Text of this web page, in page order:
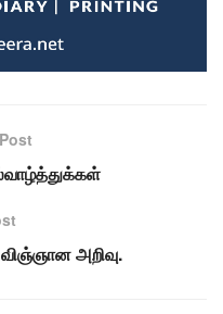
அறிவு.